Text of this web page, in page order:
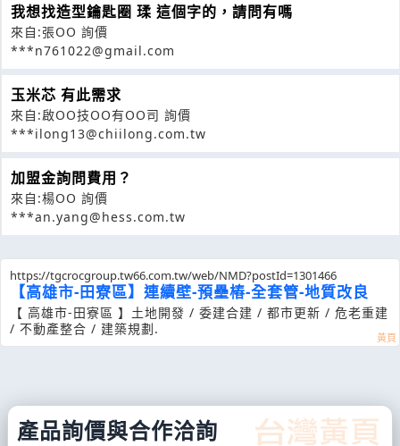
我想找造型鑰匙圈 瑈 這個字的，請問有嗎
來自:張OO 詢價
***n761022@gmail.com
玉米芯 有此需求
來自:啟OO技OO有OO司 詢價
***ilong13@chiilong.com.tw
加盟金詢問費用？
來自:楊OO 詢價
***an.yang@hess.com.tw
https://tgcrocgroup.tw66.com.tw/web/NMD?postId=1301466
【高雄市-田寮區】連續壁-預壘樁-全套管-地質改良
【 高雄市-田寮區 】土地開發 / 委建合建 / 都市更新 / 危老重建
/ 不動產整合 / 建築規劃.
產品詢價與合作洽詢